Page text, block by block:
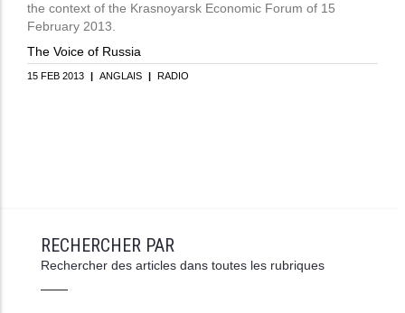
the context of the Krasnoyarsk Economic Forum of 15
February 2013.
The Voice of Russia
15 FEB 2013 ANGLAIS RADIO
RECHERCHER PAR
Rechercher des articles dans toutes les rubriques